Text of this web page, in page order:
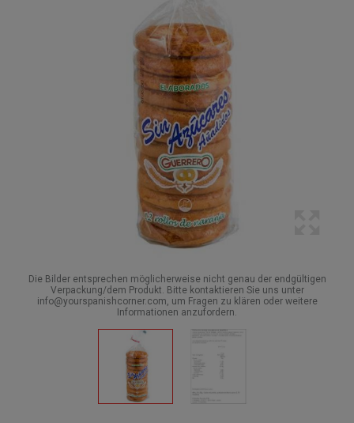
Die Bilder entsprechen möglicherweise nicht genau der endgültigen
Verpackung/dem Produkt. Bitte kontaktieren Sie uns unter
info@yourspanishcorner.com, um Fragen zu klären oder weitere
Informationen anzufordern.